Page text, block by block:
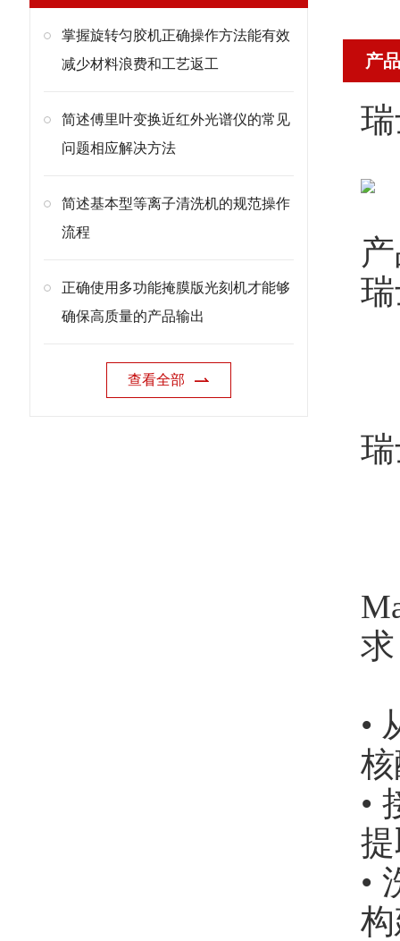
掌握旋转匀胶机正确操作方法能有效
减少材料浪费和工艺返工
简述傅里叶变换近红外光谱仪的常见
问题相应解决方法
简述基本型等离子清洗机的规范操作
流程
正确使用多功能掩膜版光刻机才能够
确保高质量的产品输出
查看全部
产
•
•
•